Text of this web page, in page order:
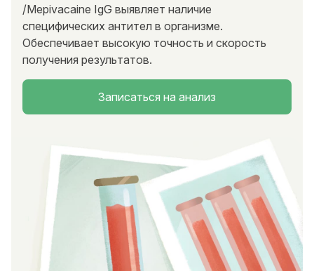
/Mepivacaine IgG выявляет наличие
специфических антител в организме.
Обеспечивает высокую точность и скорость
получения результатов.
Записаться на анализ